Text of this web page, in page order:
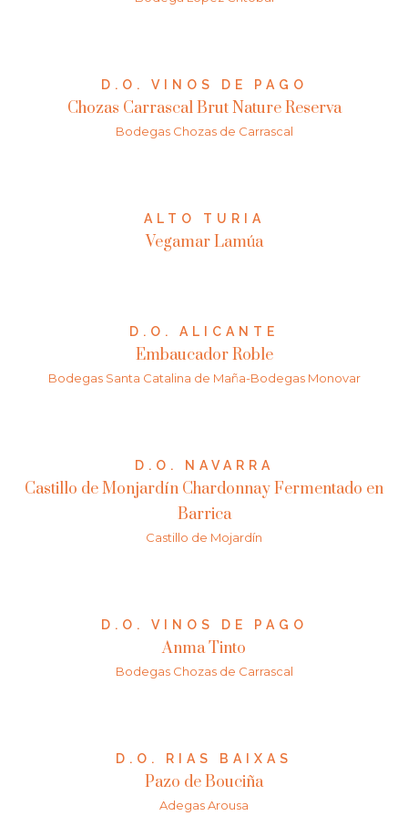
D.O. VINOS DE PAGO
Chozas Carrascal Brut Nature Reserva
Bodegas Chozas de Carrascal
ALTO TURIA
Vegamar Lamúa
D.O. ALICANTE
Embaucador Roble
Bodegas Santa Catalina de Maña-Bodegas Monovar
D.O. NAVARRA
Castillo de Monjardín Chardonnay Fermentado en
Barrica
Castillo de Mojardín
D.O. VINOS DE PAGO
Anma Tinto
Bodegas Chozas de Carrascal
D.O. RIAS BAIXAS
Pazo de Bouciña
Adegas Arousa